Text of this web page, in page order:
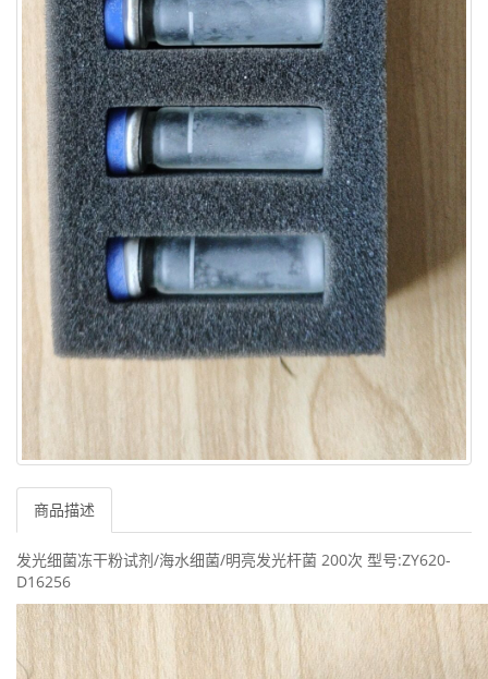
商品描述
发光细菌冻干粉试剂/海水细菌/明亮发光杆菌 200次 型号:ZY620-
D16256